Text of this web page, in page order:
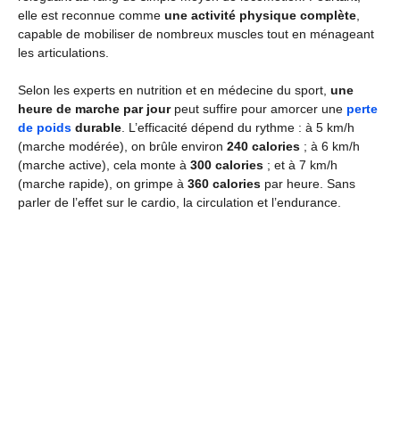
elle est reconnue comme une activité physique complète
capable de mobiliser de nombreux muscles tout en ménageant
les articulations.
Selon les experts en nutrition et en médecine du sport, une
heure de marche par jourpeut suffire pour amorcer une perte
de poids durable . L’efficacité dépend du rythme : à 5 km/h
(marche modérée), on brûle environ 240 calories ; à 6 km/h
(marche active), cela monte à 300 calories ; et à 7 km/h
(marche rapide), on grimpe à 360 calories par heure. Sans
parler de l’effet sur le cardio, la circulation et l’endurance.